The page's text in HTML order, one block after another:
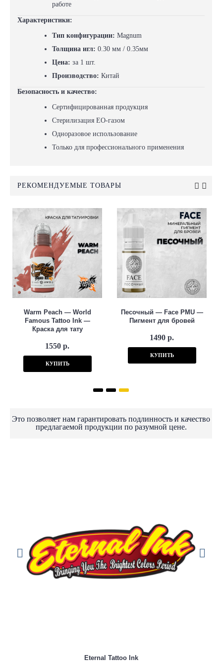
работе
Характеристики:
Тип конфигурации: Magnum
Толщина игл: 0.30 мм / 0.35мм
Цена: за 1 шт.
Производство: Китай
Безопасность и качество:
Сертифицированная продукция
Стерилизация EO-газом
Одноразовое использование
Только для профессионального применения
РЕКОМЕНДУЕМЫЕ ТОВАРЫ
Warm Peach — World
Famous Tattoo Ink —
Краска для тату
1550 р.
КУПИТЬ
Песочный — Face PMU —
Пигмент для бровей
1490 р.
КУПИТЬ
Это позволяет нам гарантировать подлинность и качество
предлагаемой продукции по разумной цене.
Eternal Tattoo Ink